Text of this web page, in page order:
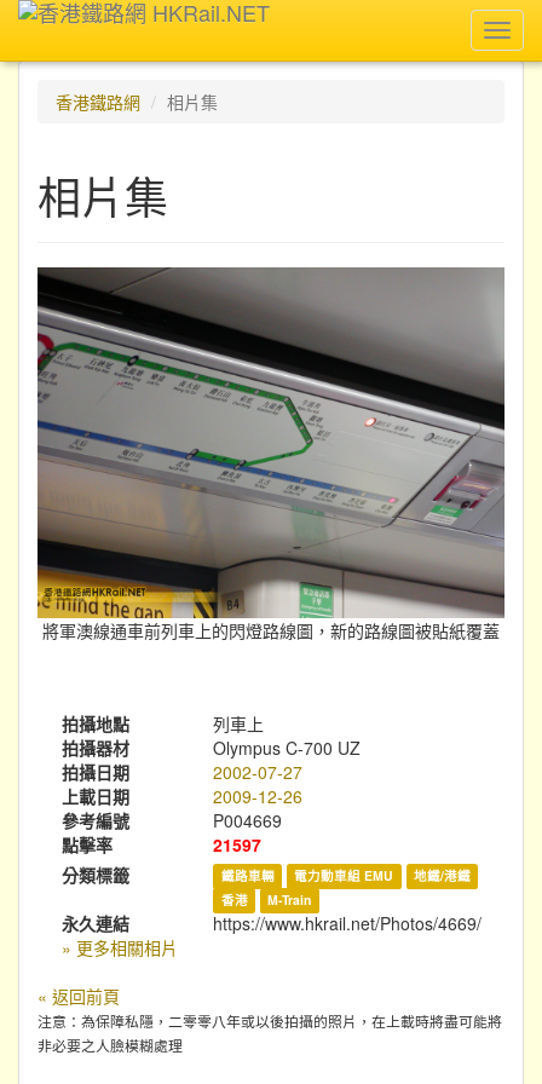
香港鐵路網
相片集
相片集
將軍澳線通車前列車上的閃燈路線圖，新的路線圖被貼紙覆蓋
拍攝地點
列車上
拍攝器材
Olympus C-700 UZ
拍攝日期
2002-07-27
上載日期
2009-12-26
參考編號
P004669
點擊率
21597
分類標籤
鐵路車輛 電力動車組 EMU
地鐵/港鐵
香港
M-Train
永久連結
https://www.hkrail.net/Photos/4669/
» 更多相關相片
« 返回前頁
注意：為保障私隱，二零零八年或以後拍攝的照片，在上載時將盡可能將
非必要之人臉模糊處理